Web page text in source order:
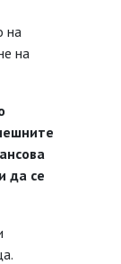
на
на
да се